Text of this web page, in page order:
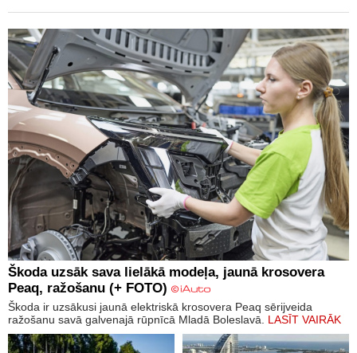
Škoda uzsāk sava lielākā modeļa, jaunā krosovera
Peaq, ražošanu (+ FOTO)
Škoda ir uzsākusi jaunā elektriskā krosovera Peaq sērijveida
ražošanu savā galvenajā rūpnīcā Mladā Boleslavā. LASĪT VAIRĀK